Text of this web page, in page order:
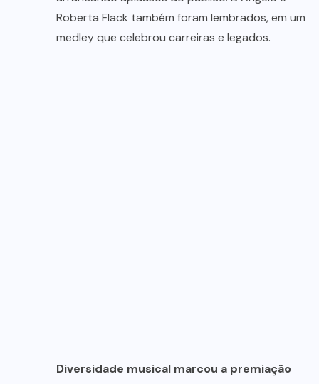
Roberta Flack também foram lembrados, em um
medley que celebrou carreiras e legados.
Diversidade musical marcou a premiação